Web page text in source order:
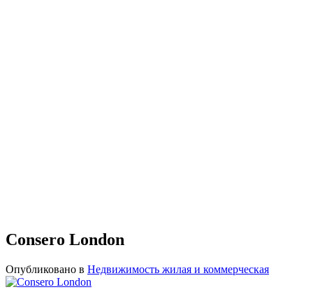
Consero London
Опубликовано в Недвижимость жилая и коммерческая